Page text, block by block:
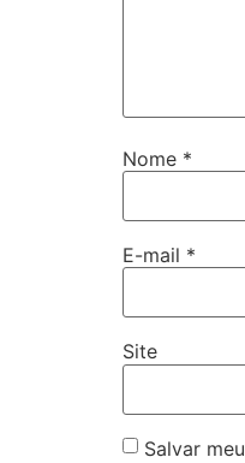
Nome *
E-mail *
Site
Salvar